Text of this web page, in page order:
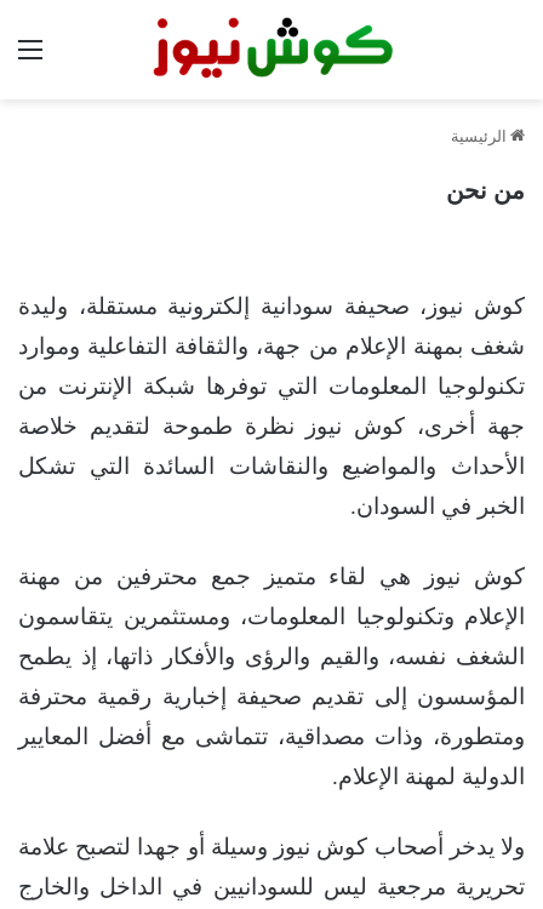
الرئيسية
من نحن
كوش نيوز، صحيفة سودانية إلكترونية مستقلة، وليدة
شغف بمهنة الإعلام من جهة، والثقافة التفاعلية وموارد
تكنولوجيا المعلومات التي توفرها شبكة الإنترنت من
جهة أخرى، كوش نيوز نظرة طموحة لتقديم خلاصة
الأحداث والمواضيع والنقاشات السائدة التي تشكل
الخبر في السودان.
كوش نيوز هي لقاء متميز جمع محترفين من مهنة
الإعلام وتكنولوجيا المعلومات، ومستثمرين يتقاسمون
الشغف نفسه، والقيم والرؤى والأفكار ذاتها، إذ يطمح
المؤسسون إلى تقديم صحيفة إخبارية رقمية محترفة
ومتطورة، وذات مصداقية، تتماشى مع أفضل المعايير
الدولية لمهنة الإعلام.
ولا يدخر أصحاب كوش نيوز وسيلة أو جهدا لتصبح علامة
تحريرية مرجعية ليس للسودانيين في الداخل والخارج